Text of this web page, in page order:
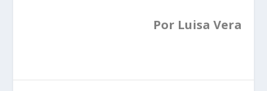
Por Luisa Vera